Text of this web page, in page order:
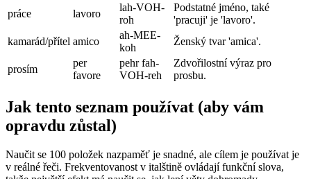
práce
lavoro
lah-VOH-
roh
Podstatné jméno, také
'pracuji' je 'lavoro'.
kamarád/přítel amico
ah-MEE-
koh
Ženský tvar 'amica'.
prosím
per
favore
pehr fah-
VOH-reh
Zdvořilostní výraz pro
prosbu.
Jak tento seznam používat (aby vám
opravdu zůstal)
Naučit se 100 položek nazpaměť je snadné, ale cílem je používat je
v reálné řeči. Frekventovanost v italštině ovládají funkční slova,